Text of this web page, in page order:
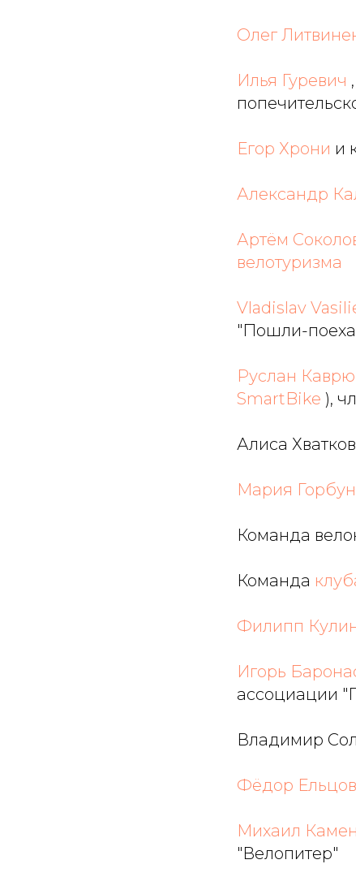
Олег
Илья Гуревич
Егор Хрони и
Александр
Артём
велотуризма
Vladislav
"Пошли-
Руслан
SmartBike ),
Алиса
Мария
Команда
Команда
Филипп
Игорь
ассоциации
Владимир
Фёдор Ельцов
Михаил
"Велопитер"